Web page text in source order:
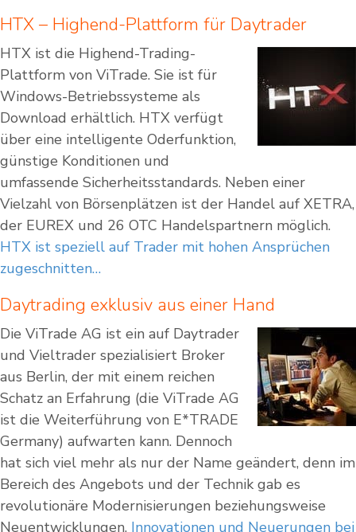
HTX – Highend-Plattform für Daytrader
HTX ist die Highend-Trading-
Plattform von ViTrade. Sie ist für
Windows-Betriebssysteme als
Download erhältlich. HTX verfügt
über eine intelligente Oderfunktion,
günstige Konditionen und
umfassende Sicherheitsstandards. Neben einer
Vielzahl von Börsenplätzen ist der Handel auf XETRA,
der EUREX und 26 OTC Handelspartnern möglich.
HTX ist speziell auf Trader mit hohen Ansprüchen
zugeschnitten…
Daytrading exklusiv aus einer Hand
Die ViTrade AG ist ein auf Daytrader
und Vieltrader spezialisiert Broker
aus Berlin, der mit einem reichen
Schatz an Erfahrung (die ViTrade AG
ist die Weiterführung von E*TRADE
Germany) aufwarten kann. Dennoch
hat sich viel mehr als nur der Name geändert, denn im
Bereich des Angebots und der Technik gab es
revolutionäre Modernisierungen beziehungsweise
Neuentwicklungen. Innovationen und Neuerungen bei